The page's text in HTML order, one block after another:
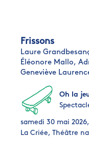
Frissons
Laure
Éléonore Mallo,
Geneviève
Oh la
samedi 30 mai
La Criée, Théâtre